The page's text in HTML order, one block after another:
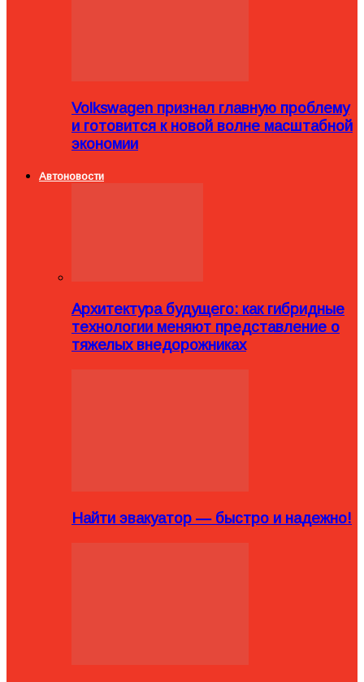
Volkswagen признал главную проблему
и готовится к новой волне масштабной
экономии
Автоновости
Архитектура будущего: как гибридные
технологии меняют представление о
тяжелых внедорожниках
Найти эвакуатор — быстро и надежно!